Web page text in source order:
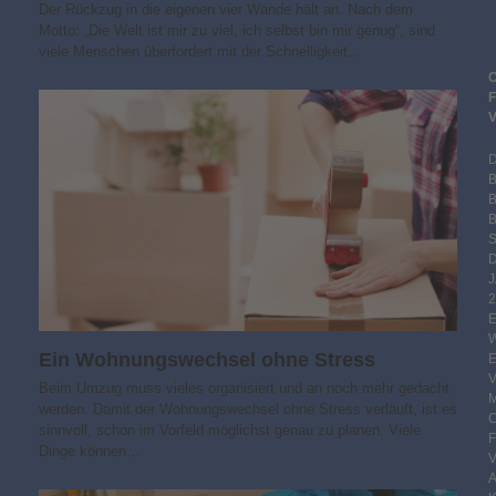
Der Rückzug in die eigenen vier Wände hält an. Nach dem
Motto: „Die Welt ist mir zu viel, ich selbst bin mir genug“, sind
viele Menschen überfordert mit der Schnelligkeit…
Ein Wohnungswechsel ohne Stress
Beim Umzug muss vieles organisiert und an noch mehr gedacht
werden. Damit der Wohnungswechsel ohne Stress verläuft, ist es
sinnvoll, schon im Vorfeld möglichst genau zu planen. Viele
Dinge können…